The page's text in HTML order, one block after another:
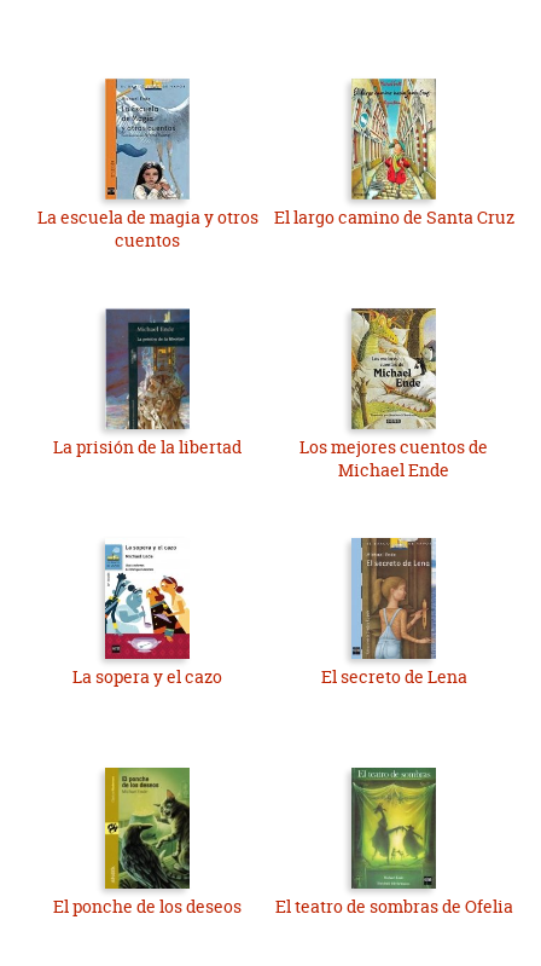
La escuela de magia y otros
cuentos
El largo camino de Santa Cruz
La prisión de la libertad
Los mejores cuentos de
Michael Ende
La sopera y el cazo El secreto de Lena
El ponche de los deseos El teatro de sombras de Ofelia